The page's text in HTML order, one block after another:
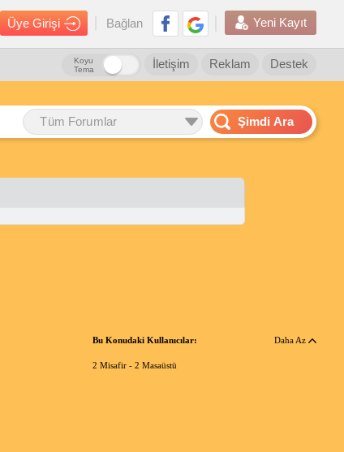
Üye Girişi Bağlan Yeni Kayıt
Destek
Reklam
İletişim
Koyu
Tema
Tüm Forumlar Şimdi Ara
Bu Konudaki Kullanıcılar: Daha Az
2 Misafir - 2 Masaüstü